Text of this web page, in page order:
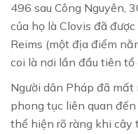
496 sau Công Nguyên,
của họ là Clovis đã
Reims (một địa điểm
coi là nơi lần đầu tiên tổ
Người dân Pháp đã
phong tục liên quan
thể hiện rõ ràng khi cây